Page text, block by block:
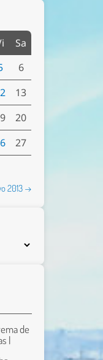
Sa
6
13
20
27
2013 →
de
|